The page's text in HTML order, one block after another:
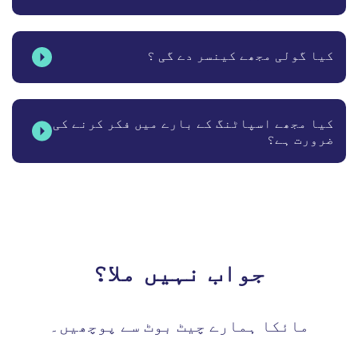
کیا گولی مجھے کینسر دے گی ؟
کیا مجھے اسپاٹنگ کے بارے میں فکر کرنے کی
ضرورت ہے؟
جواب نہیں ملا؟
مائکا ہمارے چیٹ بوٹ سے پوچھیں۔